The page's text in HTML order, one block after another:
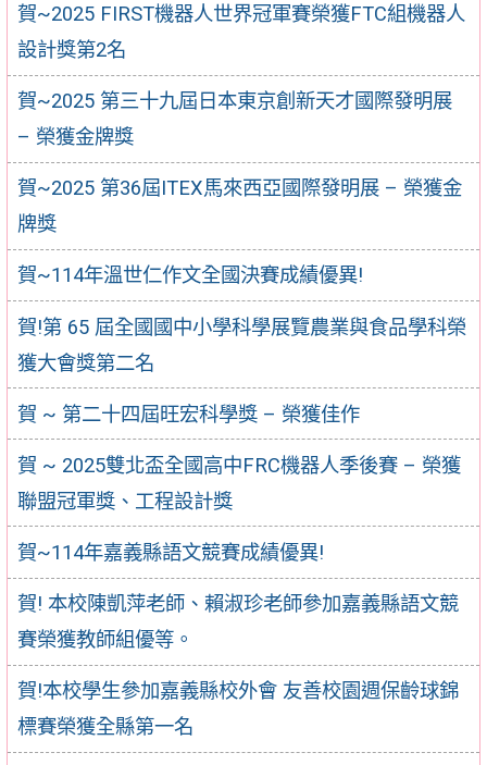
賀~2025 FIRST機器人世界冠軍賽榮獲FTC組機器人
設計獎第2名
賀~2025 第三十九屆日本東京創新天才國際發明展
– 榮獲金牌獎
賀~2025 第36屆ITEX馬來西亞國際發明展 – 榮獲金
牌獎
賀~114年溫世仁作文全國決賽成績優異!
賀!第 65 屆全國國中小學科學展覽農業與食品學科榮
獲大會獎第二名
賀 ~ 第二十四屆旺宏科學獎 – 榮獲佳作
賀 ~ 2025雙北盃全國高中FRC機器人季後賽 – 榮獲
聯盟冠軍獎、工程設計獎
賀~114年嘉義縣語文競賽成績優異!
賀! 本校陳凱萍老師、賴淑珍老師參加嘉義縣語文競
賽榮獲教師組優等。
賀!本校學生參加嘉義縣校外會 友善校園週保齡球錦
標賽榮獲全縣第一名